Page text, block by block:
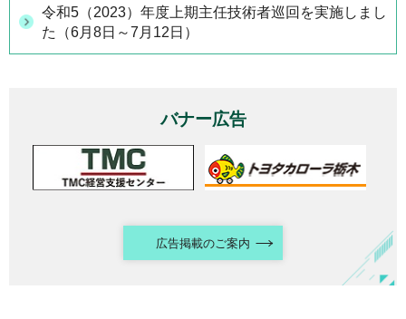
令和5（2023）年度上期主任技術者巡回を実施しまし
た（6月8日～7月12日）
バナー広告
広告掲載のご案内